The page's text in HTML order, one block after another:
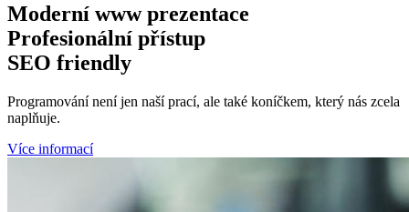
Moderní wwwprezentace
Profesionální přístup
SEO friendly
Programování není jen naší prací, ale také koníčkem, který nás zcela
naplňuje.
Více informací